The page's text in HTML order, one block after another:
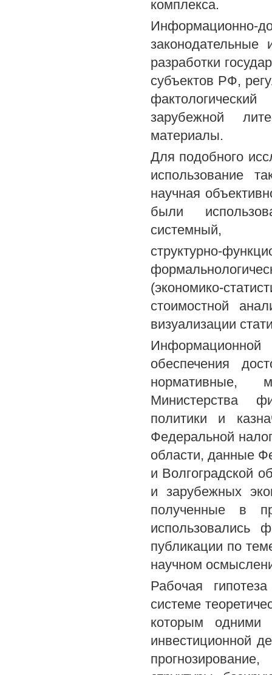
комплекса.
Информационно-
разработки
субъектов РФ,
зарубежной
материалы.
Для подобного
использование
научная
были
системный,
структурно-
(экономико-
стоимостной
визуализации
обеспечения
нормативные,
Министерства
политики и
Федеральной
области, данные
и Волгоградской
и зарубежных
полученные в
использовались
публикации по
научном
Рабочая
системе
которым одними
инвестиционной